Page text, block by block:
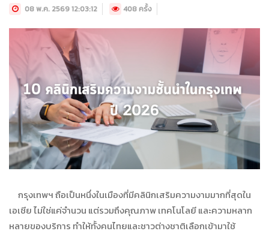
08 พ.ค. 2569 12:03:12 408 ครั้ง
กรุงเทพฯ ถือเป็นหนึ่งในเมืองที่มีคลินิกเสริมความงามมากที่สุดใน
เอเชีย ไม่ใช่แค่จำนวน แต่รวมถึงคุณภาพ เทคโนโลยี และความหลาก
หลายของบริการ ทำให้ทั้งคนไทยและชาวต่างชาติเลือกเข้ามาใช้